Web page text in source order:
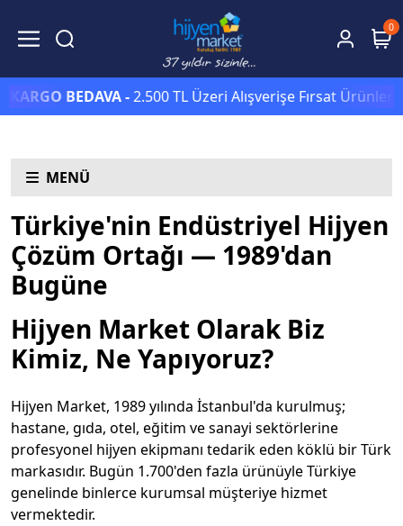
0
BEDAVA -2.500 TL Üzeri Alışverişe Fırsat Ürünlerinde
MENÜ
Türkiye'nin Endüstriyel Hijyen
Çözüm Ortağı — 1989'dan
Bugüne
Hijyen Market Olarak Biz
Kimiz, Ne Yapıyoruz?
Hijyen Market, 1989 yılında İstanbul'da kurulmuş;
hastane, gıda, otel, eğitim ve sanayi sektörlerine
profesyonel hijyen ekipmanı tedarik eden köklü bir Türk
markasıdır. Bugün 1.700'den fazla ürünüyle Türkiye
genelinde binlerce kurumsal müşteriye hizmet
vermektedir.